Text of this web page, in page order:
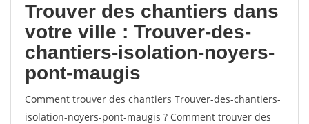
Trouver des chantiers dans
votre ville : Trouver-des-
chantiers-isolation-noyers-
pont-maugis
Comment trouver des chantiers Trouver-des-chantiers-
isolation-noyers-pont-maugis ? Comment trouver des